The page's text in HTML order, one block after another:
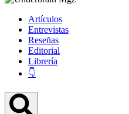
Artículos
Entrevistas
Reseñas
Editorial
Librería
👇